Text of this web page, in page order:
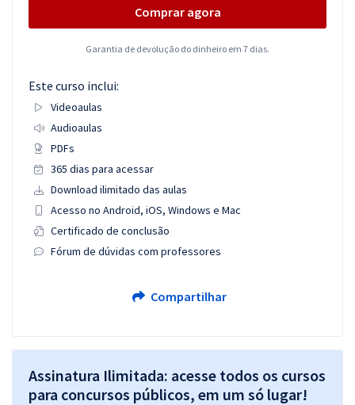
Comprar agora
Garantia de devolução do dinheiro em 7 dias.
Este curso inclui:
Videoaulas
Audioaulas
PDFs
365 dias para acessar
Download ilimitado das aulas
Acesso no Android, iOS, Windows e Mac
Certificado de conclusão
Fórum de dúvidas com professores
Compartilhar
Assinatura Ilimitada: acesse todos os cursos
para concursos públicos, em um só lugar!